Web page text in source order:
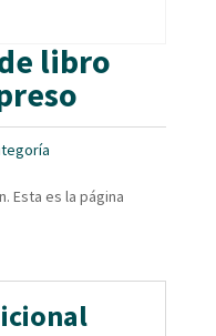
libro
Esta es la página